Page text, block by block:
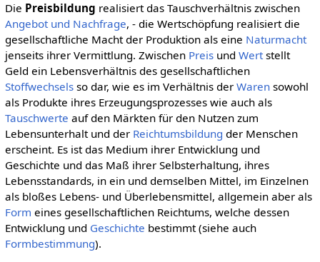
Die Preisbildung realisiert das Tauschverhältnis zwischen
Angebot und Nachfrage, - die Wertschöpfung realisiert die
gesellschaftliche Macht der Produktion als eine Naturmacht
jenseits ihrer Vermittlung. Zwischen Preisund Wertstellt
Geld ein Lebensverhältnis des gesellschaftlichen
Stoffwechselsso dar, wie es im Verhältnis der Warensowohl
als Produkte ihres Erzeugungsprozesses wie auch als
Tauschwerte auf den Märkten für den Nutzen zum
Lebensunterhalt und der Reichtumsbildung der Menschen
erscheint. Es ist das Medium ihrer Entwicklung und
Geschichte und das Maß ihrer Selbsterhaltung, ihres
Lebensstandards, in ein und demselben Mittel, im Einzelnen
als bloßes Lebens- und Überlebensmittel, allgemein aber als
Form eines gesellschaftlichen Reichtums, welche dessen
Entwicklung und Geschichte bestimmt (siehe auch
Formbestimmung).